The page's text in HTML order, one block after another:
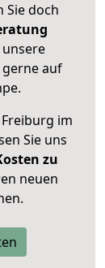
Sie doch
auf
im
Sie uns
zu
neuen